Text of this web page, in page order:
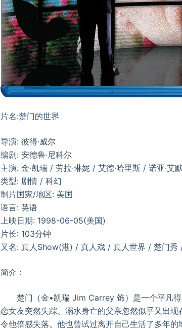
片名:楚门的世界
导演: 彼得·威尔
编剧: 安德鲁·尼科尔
主演: 金·凯瑞 / 劳拉·琳妮 / 艾德·哈里斯 / 诺亚·艾
类型: 剧情 / 科幻
制片国家/地区: 美国
语言: 英语
上映日期: 1998-06-05(美国)
片长: 103分钟
又名: 真人Show(港) / 真人戏 / 真人世界 / 楚门秀
简介：
楚门（金•凯瑞 Jim Carrey 饰）是一个平凡
恋女友突然失踪、溺水身亡的父亲忽然似乎又出
令他倍感失落。他也曾试过离开自己生活了多年的